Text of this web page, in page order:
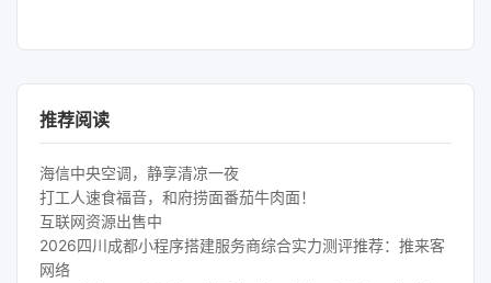
推荐阅读
海信中央空调，静享清凉一夜
打工人速食福音，和府捞面番茄牛肉面！
互联网资源出售中
2026四川成都小程序搭建服务商综合实力测评推荐：推来客
网络